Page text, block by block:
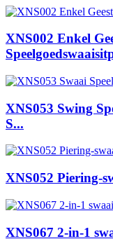
XNS002 Enkel
XNS053 Swing
S...
XNS052 Piering-
XNS067 2-in-1